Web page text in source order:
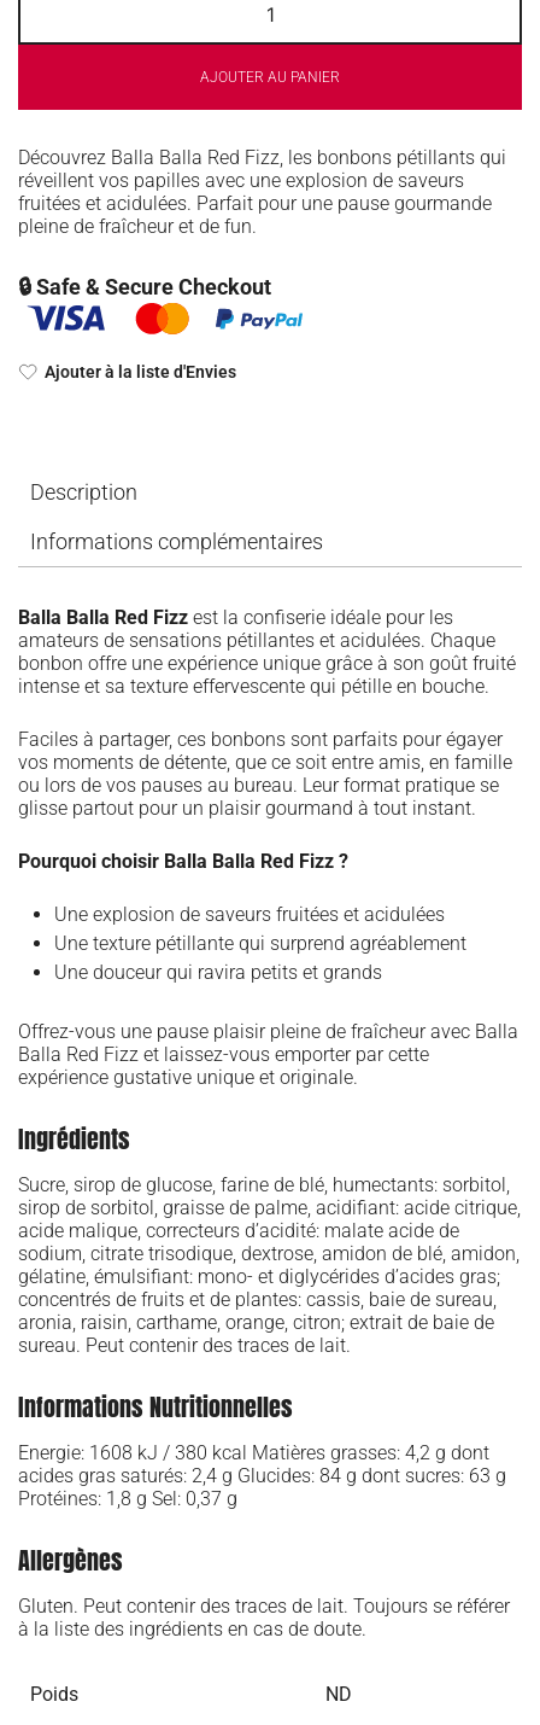
AJOUTER AU PANIER
Découvrez Balla Balla Red Fizz, les bonbons pétillants qui
réveillent vos papilles avec une explosion de saveurs
fruitées et acidulées. Parfait pour une pause gourmande
pleine de fraîcheur et de fun.
🔒 Safe & Secure Checkout
Ajouter à la liste d'Envies
Description
Informations complémentaires
Balla Balla Red Fizz est la confiserie idéale pour les
amateurs de sensations pétillantes et acidulées. Chaque
bonbon offre une expérience unique grâce à son goût fruité
intense et sa texture effervescente qui pétille en bouche.
Faciles à partager, ces bonbons sont parfaits pour égayer
vos moments de détente, que ce soit entre amis, en famille
ou lors de vos pauses au bureau. Leur format pratique se
glisse partout pour un plaisir gourmand à tout instant.
Pourquoi choisir Balla Balla Red Fizz ?
Une explosion de saveurs fruitées et acidulées
Une texture pétillante qui surprend agréablement
Une douceur qui ravira petits et grands
Offrez-vous une pause plaisir pleine de fraîcheur avec Balla
Balla Red Fizz et laissez-vous emporter par cette
expérience gustative unique et originale.
Ingrédients
Sucre, sirop de glucose, farine de blé, humectants: sorbitol,
sirop de sorbitol, graisse de palme, acidifiant: acide citrique,
acide malique, correcteurs d’acidité: malate acide de
sodium, citrate trisodique, dextrose, amidon de blé, amidon,
gélatine, émulsifiant: mono- et diglycérides d’acides gras;
concentrés de fruits et de plantes: cassis, baie de sureau,
aronia, raisin, carthame, orange, citron; extrait de baie de
sureau. Peut contenir des traces de lait.
Informations Nutritionnelles
Energie: 1608 kJ / 380 kcal Matières grasses: 4,2 g dont
acides gras saturés: 2,4 g Glucides: 84 g dont sucres: 63 g
Protéines: 1,8 g Sel: 0,37 g
Allergènes
Gluten. Peut contenir des traces de lait. Toujours se référer
à la liste des ingrédients en cas de doute.
Poids ND